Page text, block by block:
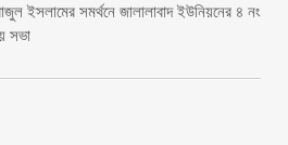
ইসলামের সমর্থনে জালালাবাদ ইউনিয়নের ৪ নং
সভা